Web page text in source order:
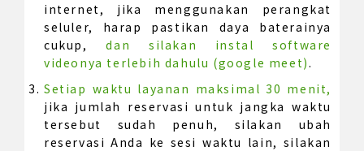
internet, jika menggunakan perangkat
seluler, harap pastikan daya baterainya
cukup,dan silakan instal software
videonya terlebih dahulu (google meet).
Setiap waktu layanan maksimal 30 menit,
jika jumlah reservasi untuk jangka waktu
tersebut sudah penuh, silakan ubah
reservasi Anda ke sesi waktu lain, silakan